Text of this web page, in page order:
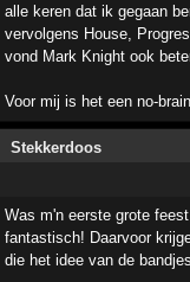
alle keren dat ik gegaan
vervolgens House,
vond Mark Knight ook
Voor mij is het een no-
Stekkerdoos
Was m'n eerste grote
fantastisch! Daarvoor
die het idee van de